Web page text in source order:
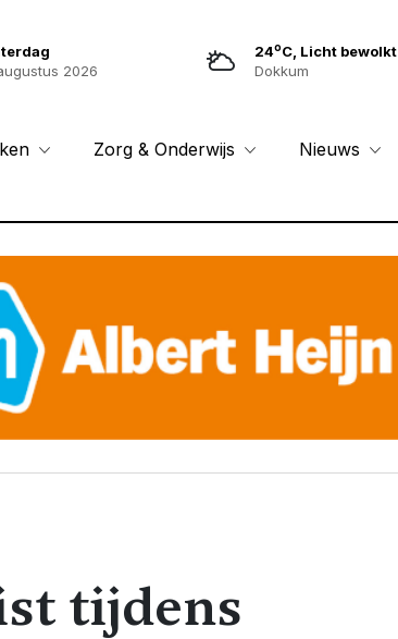
2026
24oC, Licht bewolkt
Dokkum
Zorg & Onderwijs Nieuws
tijdens